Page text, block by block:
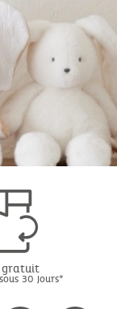
gratuit
30 jours*